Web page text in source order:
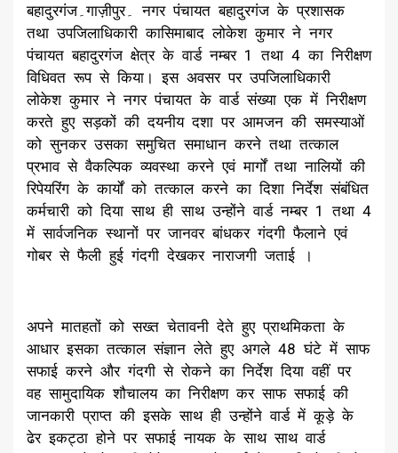
बहादुरगंज۔गाज़ीपुर۔ नगर पंचायत बहादुरगंज के प्रशासक
तथा उपजिलाधिकारी कासिमाबाद लोकेश कुमार ने नगर
पंचायत बहादुरगंज क्षेत्र के वार्ड नम्बर 1 तथा 4 का निरीक्षण
विधिवत रूप से किया। इस अवसर पर उपजिलाधिकारी
लोकेश कुमार ने नगर पंचायत के वार्ड संख्या एक में निरीक्षण
करते हुए सड़कों की दयनीय दशा पर आमजन की समस्याओं
को सुनकर उसका समुचित समाधान करने तथा तत्काल
प्रभाव से वैकल्पिक व्यवस्था करने एवं मार्गों तथा नालियों की
रिपेयरिंग के कार्यों को तत्काल करने का दिशा निर्देश संबंधित
कर्मचारी को दिया साथ ही साथ उन्होंने वार्ड नम्बर 1 तथा 4
में सार्वजनिक स्थानों पर जानवर बांधकर गंदगी फैलाने एवं
गोबर से फैली हुई गंदगी देखकर नाराजगी जताई ।
अपने मातहतों को सख्त चेतावनी देते हुए प्राथमिकता के
आधार इसका तत्काल संज्ञान लेते हुए अगले 48 घंटे में साफ
सफाई करने और गंदगी से रोकने का निर्देश दिया वहीं पर
वह सामुदायिक शौचालय का निरीक्षण कर साफ सफाई की
जानकारी प्राप्त की इसके साथ ही उन्होंने वार्ड में कूड़े के
ढेर इकट्ठा होने पर सफाई नायक के साथ साथ वार्ड